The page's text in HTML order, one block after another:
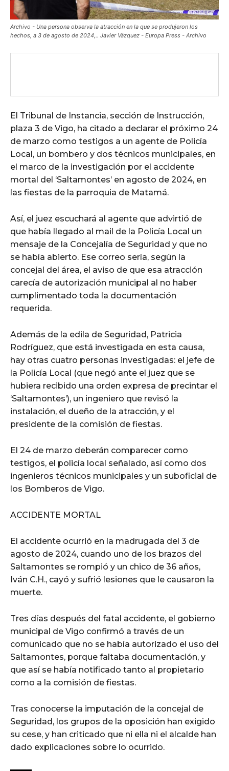
Archivo - Una persona observa la atracción en la que se produjeron los
hechos, a 3 de agosto de 2024,.. Javier Vázquez - Europa Press - Archivo
El Tribunal de Instancia, sección de Instrucción,
plaza 3 de Vigo, ha citado a declarar el próximo 24
de marzo como testigos a un agente de Policía
Local, un bombero y dos técnicos municipales, en
el marco de la investigación por el accidente
mortal del ‘Saltamontes’ en agosto de 2024, en
las fiestas de la parroquia de Matamá.
Así, el juez escuchará al agente que advirtió de
que había llegado al mail de la Policía Local un
mensaje de la Concejalía de Seguridad y que no
se había abierto. Ese correo sería, según la
concejal del área, el aviso de que esa atracción
carecía de autorización municipal al no haber
cumplimentado toda la documentación
requerida.
Además de la edila de Seguridad, Patricia
Rodríguez, que está investigada en esta causa,
hay otras cuatro personas investigadas: el jefe de
la Policía Local (que negó ante el juez que se
hubiera recibido una orden expresa de precintar el
‘Saltamontes’), un ingeniero que revisó la
instalación, el dueño de la atracción, y el
presidente de la comisión de fiestas.
El 24 de marzo deberán comparecer como
testigos, el policía local señalado, así como dos
ingenieros técnicos municipales y un suboficial de
los Bomberos de Vigo.
ACCIDENTE MORTAL
El accidente ocurrió en la madrugada del 3 de
agosto de 2024, cuando uno de los brazos del
Saltamontes se rompió y un chico de 36 años,
Iván C.H., cayó y sufrió lesiones que le causaron la
muerte.
Tres días después del fatal accidente, el gobierno
municipal de Vigo confirmó a través de un
comunicado que no se había autorizado el uso del
Saltamontes, porque faltaba documentación, y
que así se había notificado tanto al propietario
como a la comisión de fiestas.
Tras conocerse la imputación de la concejal de
Seguridad, los grupos de la oposición han exigido
su cese, y han criticado que ni ella ni el alcalde han
dado explicaciones sobre lo ocurrido.